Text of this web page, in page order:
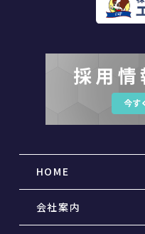
HOME
会社案内